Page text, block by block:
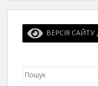
ВЕРСІЯ САЙТУ
Пошук